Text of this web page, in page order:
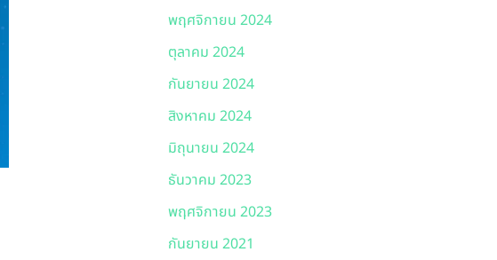
พฤศจิกายน 2024
ตุลาคม 2024
กันยายน 2024
สิงหาคม 2024
มิถุนายน 2024
ธันวาคม 2023
พฤศจิกายน 2023
กันยายน 2021